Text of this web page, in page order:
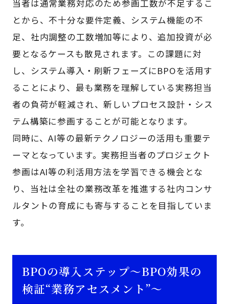
当者は通常業務対応のため参画工数が不足するこ
とから、不十分な要件定義、システム機能の不
足、社内調整の工数増加等により、追加投資が必
要となるケースも散見されます。この課題に対
し、システム導入・刷新フェーズにBPOを活用す
ることにより、最も業務を理解している実務担当
者の負荷が軽減され、新しいプロセス設計・シス
テム構築に参画することが可能となります。
同時に、AI等の最新テクノロジーの活用も重要テ
ーマとなっています。実務担当者のプロジェクト
参画はAI等の利活用方法を学習できる機会とな
り、当社は全社の業務改革を推進する社内コンサ
ルタントの育成にも寄与することを目指していま
す。
BPOの導入ステップ～BPO効果の
検証“業務アセスメント”～